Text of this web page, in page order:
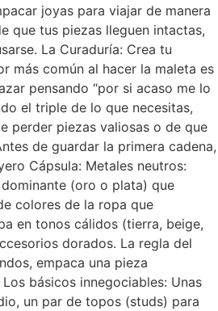
joyas para viajar de manera
que tus piezas lleguen intactas,
La Curaduría: Crea tu
más común al hacer la maleta es
pensando “por si acaso me lo
el triple de lo que necesitas,
perder piezas valiosas o de que
de guardar la primera cadena,
Cápsula: Metales neutros:
(oro o plata) que
colores de la ropa que
en tonos cálidos (tierra, beige,
dorados. La regla del
empaca una pieza
básicos innegociables: Unas
un par de topos (studs) para